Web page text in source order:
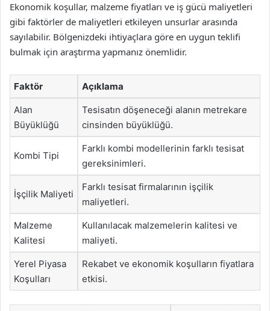
Ekonomik koşullar, malzeme fiyatları ve iş gücü maliyetleri
gibi faktörler de maliyetleri etkileyen unsurlar arasında
sayılabilir. Bölgenizdeki ihtiyaçlara göre en uygun teklifi
bulmak için araştırma yapmanız önemlidir.
Faktör Açıklama
Alan
Büyüklüğü
Tesisatın döşeneceği alanın metrekare
cinsinden büyüklüğü.
Kombi Tipi
Farklı kombi modellerinin farklı tesisat
gereksinimleri.
İşçilik Maliyeti
Farklı tesisat firmalarının işçilik
maliyetleri.
Malzeme
Kalitesi
Kullanılacak malzemelerin kalitesi ve
maliyeti.
Yerel Piyasa
Koşulları
Rekabet ve ekonomik koşulların fiyatlara
etkisi.